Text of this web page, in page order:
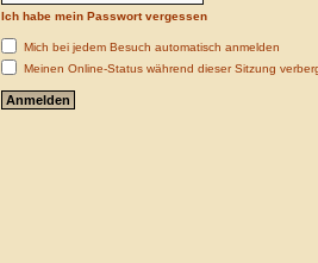
Ich habe mein Passwort vergessen
Mich bei jedem Besuch automatisch anmelden
Meinen Online-Status während dieser Sitzung